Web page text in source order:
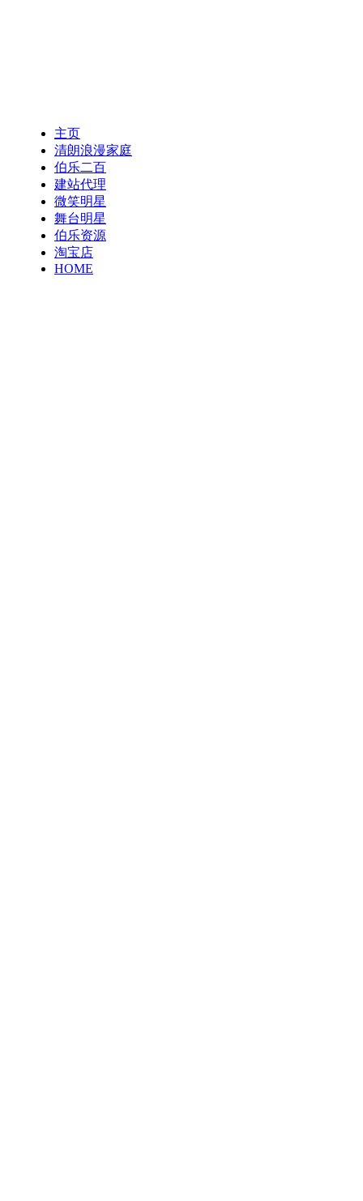
主页
清朗浪漫家庭
伯乐二百
建站代理
微笑明星
舞台明星
伯乐资源
淘宝店
HOME